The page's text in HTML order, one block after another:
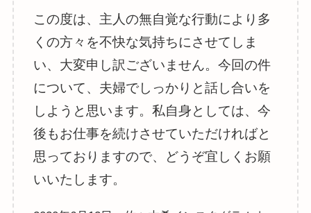
この度は、主人の無自覚な行動により多
くの方々を不快な気持ちにさせてしま
い、大変申し訳ございません。今回の件
について、夫婦でしっかりと話し合いを
しようと思います。私自身としては、今
後もお仕事を続けさせていただければと
思っておりますので、どうぞ宜しくお願
いいたします。